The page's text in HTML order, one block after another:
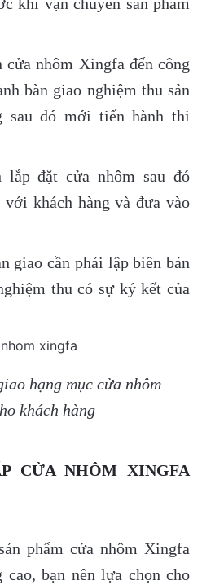
khi vận chuyển sản phẩm
cửa nhôm Xingfa đến công
bàn giao nghiệm thu sản
sau đó mới tiến hành thi
lắp đặt cửa nhôm sau đó
khách hàng và đưa vào
giao cần phải lập biên bản
thu có sự ký kết của
hạng mục cửa nhôm
khách hàng
CỬA NHÔM XINGFA
phẩm cửa nhôm Xingfa
bạn nên lựa chọn cho